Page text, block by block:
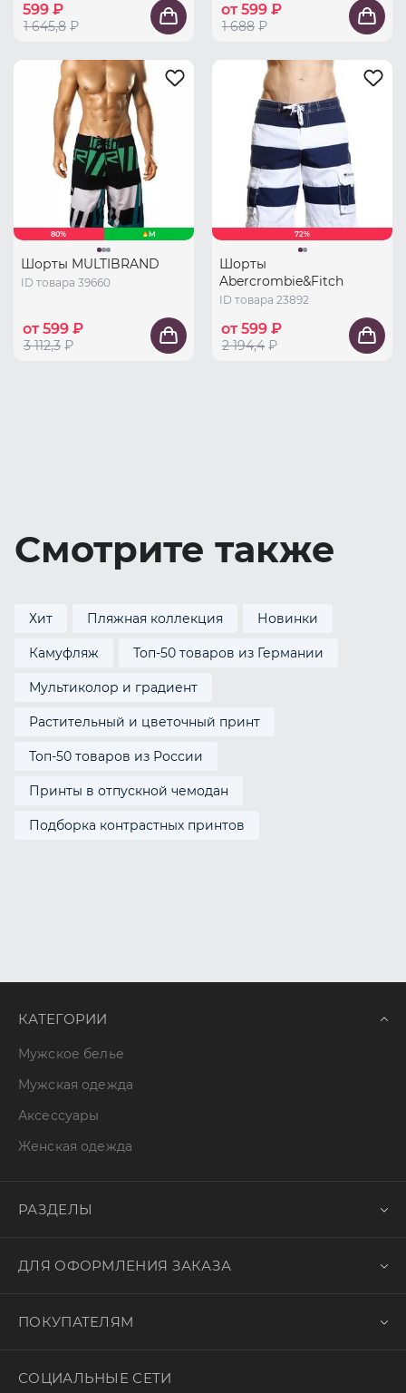
599 ₽
1 645,8 ₽
от 599 ₽
1 688 ₽
80% M
Шорты MULTIBRAND
ID товара 39660
от 599 ₽
3 112,3 ₽
72%
Шорты
Abercrombie&Fitch
ID товара 23892
от 599 ₽
2 194,4 ₽
Смотрите также
Хит Пляжная коллекция Новинки
Камуфляж Топ-50 товаров из Германии
Мультиколор и градиент
Растительный и цветочный принт
Топ-50 товаров из России
Принты в отпускной чемодан
Подборка контрастных принтов
КАТЕГОРИИ
Мужское белье
Мужская одежда
Аксессуары
Женская одежда
РАЗДЕЛЫ
ДЛЯ ОФОРМЛЕНИЯ ЗАКАЗА
ПОКУПАТЕЛЯМ
СОЦИАЛЬНЫЕ СЕТИ